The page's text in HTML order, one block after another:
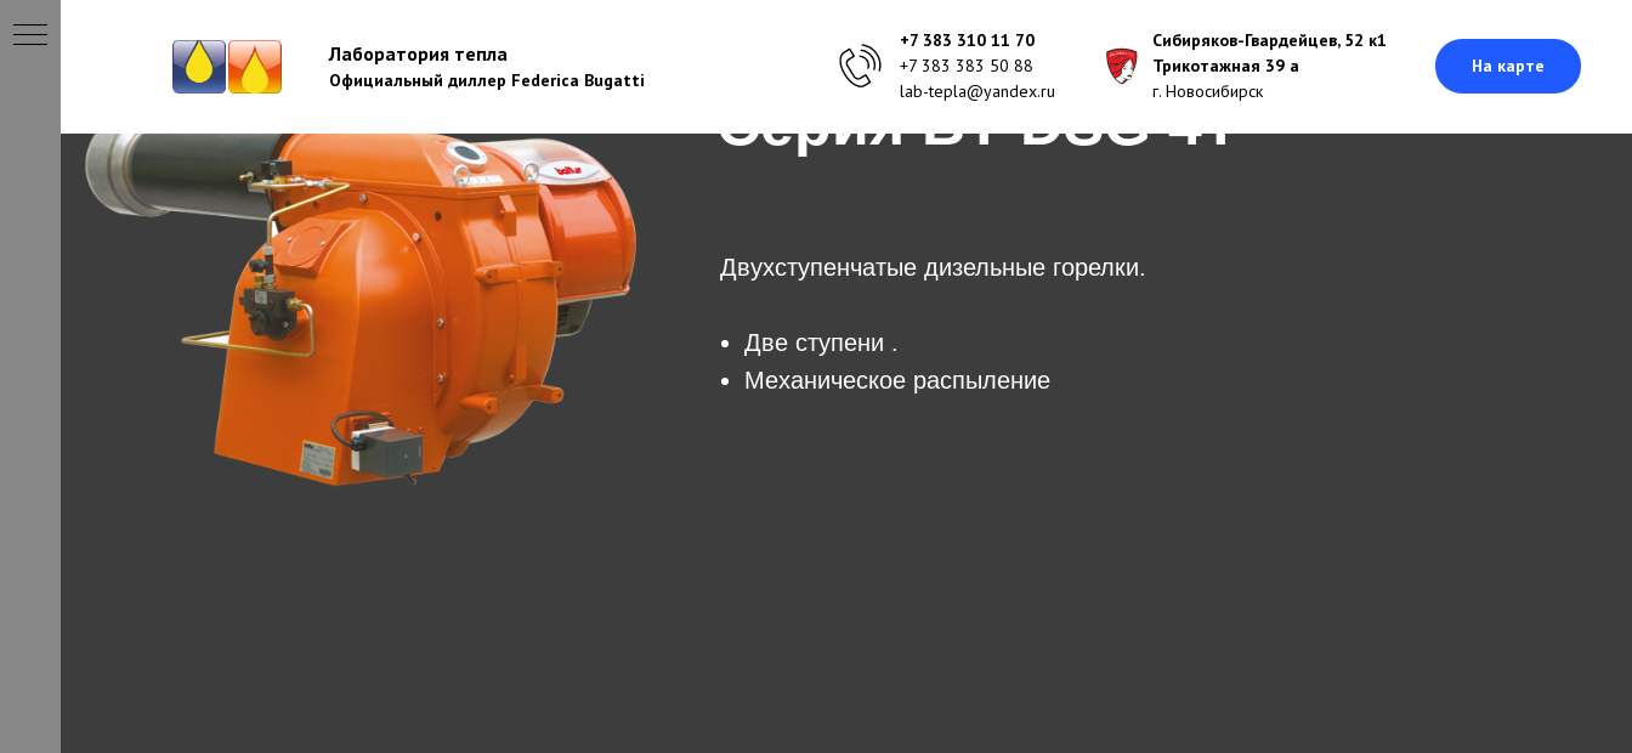
Лаборатория тепла
Официальный диллер Federica Bugatti
+7 383 310 11 70
+7 383 383 50 88
lab-tepla@yandex.ru
Сибиряков-Гвардейцев, 52 к1
Трикотажная 39 а
г. Новосибирск
На карте
Серия BT DSG 4T
Двухступенчатые дизельные горелки.
Две ступени .
Механическое распыление